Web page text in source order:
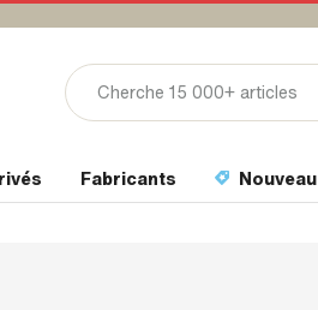
Fabricants Nouveau